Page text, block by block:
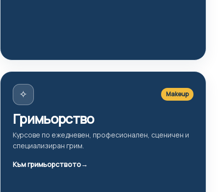
✧ Makeup
Гримьорство
Курсове по ежедневен, професионален, сценичен и
специализиран грим.
Към гримьорството→